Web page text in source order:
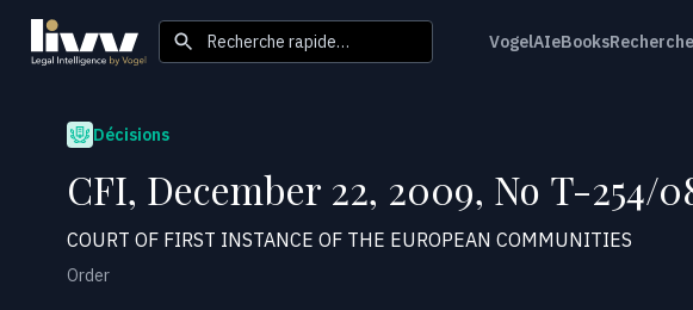
Recherche rapide… VogelAIeBooks
Décisions
CFI, December 22, 2009, No T-254/
COURT OF FIRST INSTANCE OF THE EUROPEAN COMMUNITIES
Order